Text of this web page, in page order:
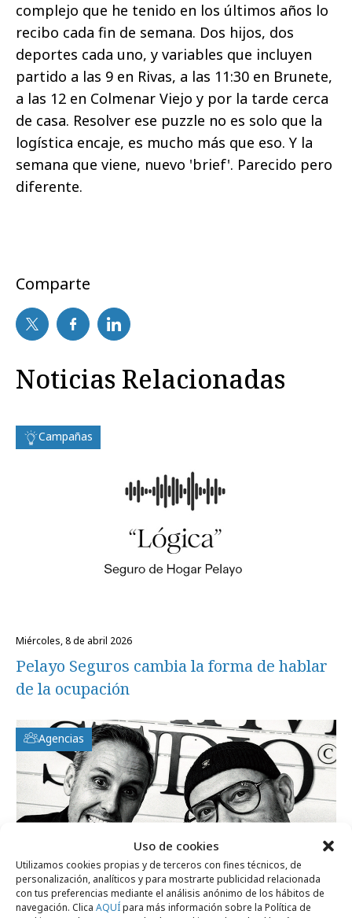
Uso de cookies
Utilizamos cookies propias y de terceros con fines técnicos, de
personalización, analíticos y para mostrarte publicidad relacionada
con tus preferencias mediante el análisis anónimo de los hábitos de
navegación. Clica AQUÍpara más información sobre la Política de
complejo que he tenido en los últimos años lo
recibo cada fin de semana. Dos hijos, dos
deportes cada uno, y variables que incluyen
partido a las 9 en Rivas, a las 11:30 en Brunete,
a las 12 en Colmenar Viejo y por la tarde cerca
de casa. Resolver ese puzzle no es solo que la
logística encaje, es mucho más que eso. Y la
semana que viene, nuevo 'brief'. Parecido pero
diferente.
Comparte
Noticias Relacionadas
Campañas
miércoles, 8 de abril 2026
Pelayo Seguros cambia la forma de hablar
de la ocupación
Agencias